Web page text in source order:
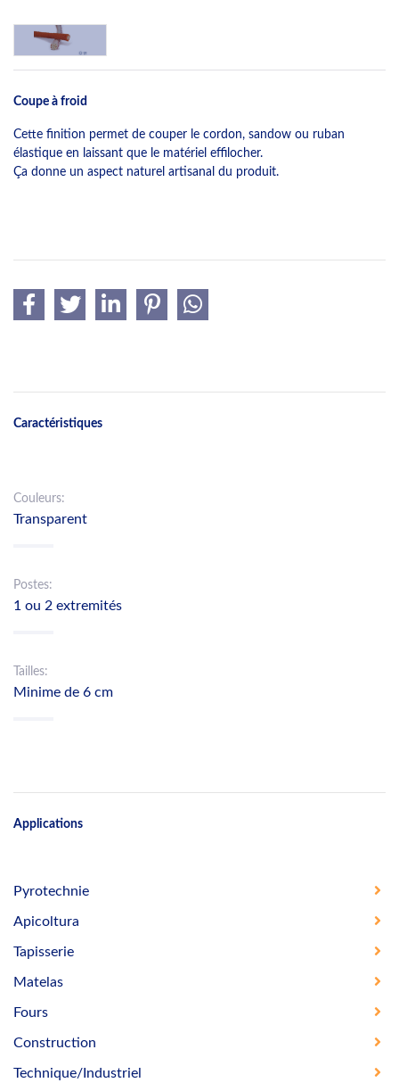
Coupe à froid
Cette finition permet de couper le cordon, sandow ou ruban
élastique en laissant que le matériel effilocher.
Ça donne un aspect naturel artisanal du produit.
Caractéristiques
Couleurs:
Transparent
Postes:
1 ou 2 extremités
Tailles:
Minime de 6 cm
Applications
Pyrotechnie
Apicoltura
Tapisserie
Matelas
Fours
Construction
Technique/Industriel